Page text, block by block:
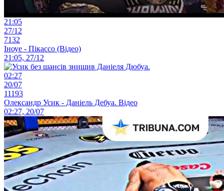
21:05
27/12
7132
Іноуе - Пікассо (Відео)
21:05, 27/12
02:27
20/07
11193
Олександр Усик - Даніель Дебуа. Відео
02:27, 20/07